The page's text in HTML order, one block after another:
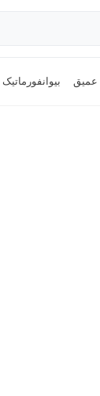
عمیق بیوانفورماتیک